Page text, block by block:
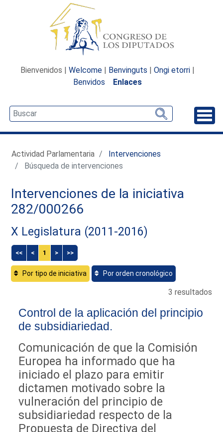
Bienvenidos | Welcome | Benvinguts | Ongi etorri |
Benvidos
Enlaces
Actividad Parlamentaria
Intervenciones
Búsqueda de intervenciones
Intervenciones de la iniciativa
282/000266
X Legislatura (2011-2016)
<< < 1 > >>
Por tipo de iniciativa Por orden cronológico
3 resultados
Control de la aplicación del principio
de subsidiariedad.
Comunicación de que la Comisión
Europea ha informado que ha
iniciado el plazo para emitir
dictamen motivado sobre la
vulneración del principio de
subsidiariedad respecto de la
Propuesta de Directiva del